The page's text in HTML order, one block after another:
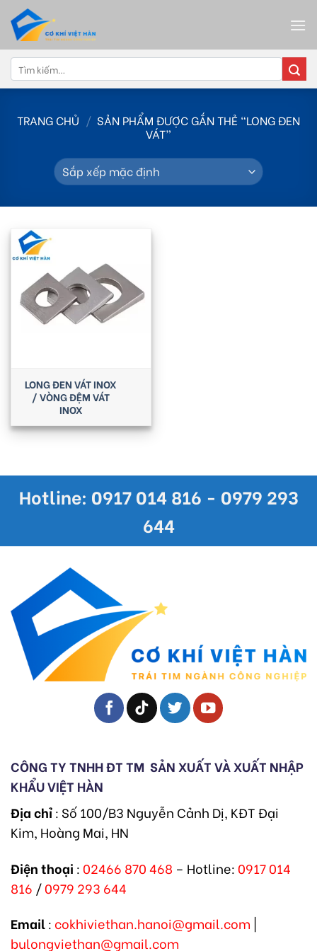
content
Tìm
kiếm:
TRANG CHỦ / SẢN PHẨM ĐƯỢC GẮN THẺ “LONG ĐEN
VÁT”
LONG ĐEN VÁT INOX
/ VÒNG ĐỆM VÁT
INOX
Hotline: 0917 014 816 - 0979 293
644
CÔNG TY TNHH ĐT TM SẢN XUẤT VÀ XUẤT NHẬP
KHẨU VIỆT HÀN
Địa chỉ: Số 100/B3 Nguyễn Cảnh Dị, KĐT Đại
Kim, Hoàng Mai, HN
Điện thoại : 02466 870 468 – Hotline: 0917 014
816 /0979 293 644
Email: cokhiviethan.hanoi@gmail.com
bulongviethan@gmail.com